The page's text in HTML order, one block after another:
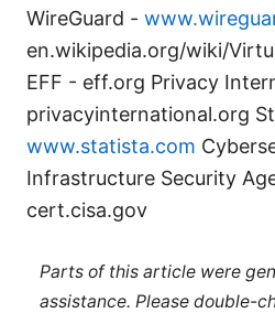
WireGuard -
en.wikipedia.org/wiki/
EFF - eff.org Privacy
privacyinternational.org
www.statista.com
Infrastructure Security
cert.cisa.gov
Parts of this article were
assistance. Please double-